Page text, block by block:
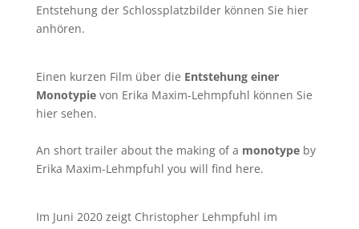
Entstehung der Schlossplatzbilder können Sie hier
anhören.
Einen kurzen Film über die Entstehung einer
Monotypievon Erika Maxim-Lehmpfuhl können Sie
hiersehen.
An short trailer about the making of a monotypeby
Erika Maxim-Lehmpfuhl you will find here.
Im Juni 2020 zeigt Christopher Lehmpfuhl im